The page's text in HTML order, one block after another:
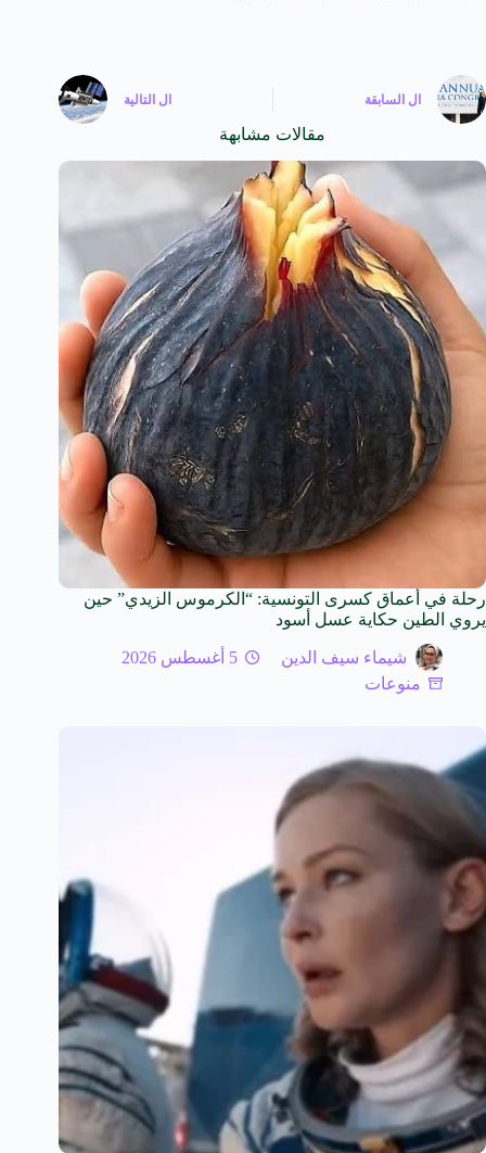
ال السابقة ال التالية
مقالات مشابهة
رحلة في أعماق كسرى التونسية: “الكرموس الزيدي” حين
يروي الطين حكاية عسل أسود
شيماء سيف الدين
5 أغسطس 2026
منوعات